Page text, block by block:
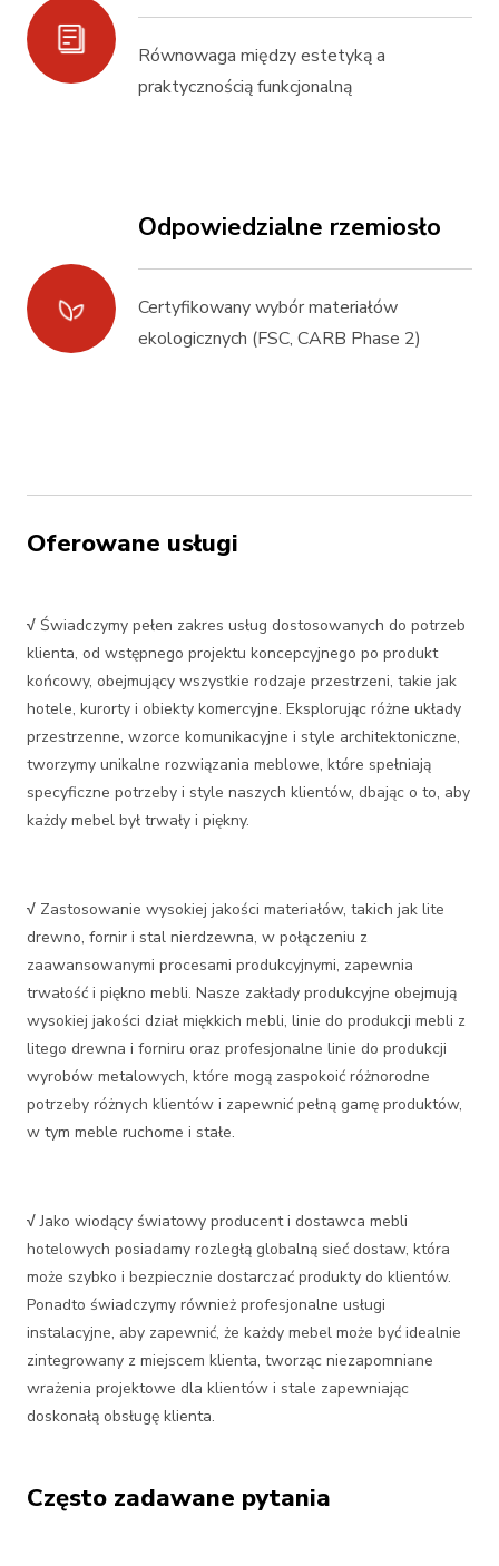
Równowaga między estetyką a
praktycznością funkcjonalną
Odpowiedzialne rzemiosło
Certyfikowany wybór materiałów
ekologicznych (FSC, CARB Phase 2)
Oferowane usługi
√ Świadczymy pełen zakres usług dostosowanych do potrzeb
klienta, od wstępnego projektu koncepcyjnego po produkt
końcowy, obejmujący wszystkie rodzaje przestrzeni, takie jak
hotele, kurorty i obiekty komercyjne. Eksplorując różne układy
przestrzenne, wzorce komunikacyjne i style architektoniczne,
tworzymy unikalne rozwiązania meblowe, które spełniają
specyficzne potrzeby i style naszych klientów, dbając o to, aby
każdy mebel był trwały i piękny.
√ Zastosowanie wysokiej jakości materiałów, takich jak lite
drewno, fornir i stal nierdzewna, w połączeniu z
zaawansowanymi procesami produkcyjnymi, zapewnia
trwałość i piękno mebli. Nasze zakłady produkcyjne obejmują
wysokiej jakości dział miękkich mebli, linie do produkcji mebli z
litego drewna i forniru oraz profesjonalne linie do produkcji
wyrobów metalowych, które mogą zaspokoić różnorodne
potrzeby różnych klientów i zapewnić pełną gamę produktów,
w tym meble ruchome i stałe.
√Jako wiodący światowy producent i dostawca mebli
hotelowych posiadamy rozległą globalną sieć dostaw, która
może szybko i bezpiecznie dostarczać produkty do klientów.
Ponadto świadczymy również profesjonalne usługi
instalacyjne, aby zapewnić, że każdy mebel może być idealnie
zintegrowany z miejscem klienta, tworząc niezapomniane
wrażenia projektowe dla klientów i stale zapewniając
doskonałą obsługę klienta.
Często zadawane pytania